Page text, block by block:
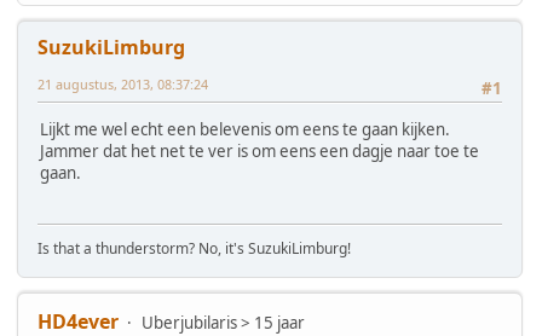
SuzukiLimburg
#1
21 augustus, 2013, 08:37:24
Lijkt me wel echt een belevenis om eens te gaan kijken.
Jammer dat het net te ver is om eens een dagje naar toe te
gaan.
Is that a thunderstorm? No, it's SuzukiLimburg!
HD4ever
Uberjubilaris > 15 jaar